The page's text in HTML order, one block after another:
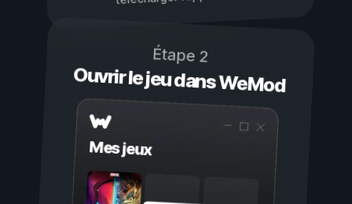
Étape 2
Ouvrir le jeu dans WeMod
Mes jeux